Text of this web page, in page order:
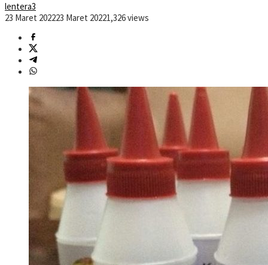
lentera3
23 Maret 202223 Maret 20221,326 views